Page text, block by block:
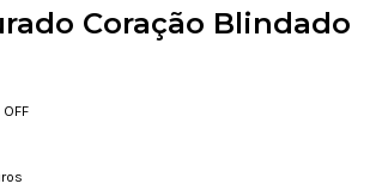
Coração Blindado
OFF